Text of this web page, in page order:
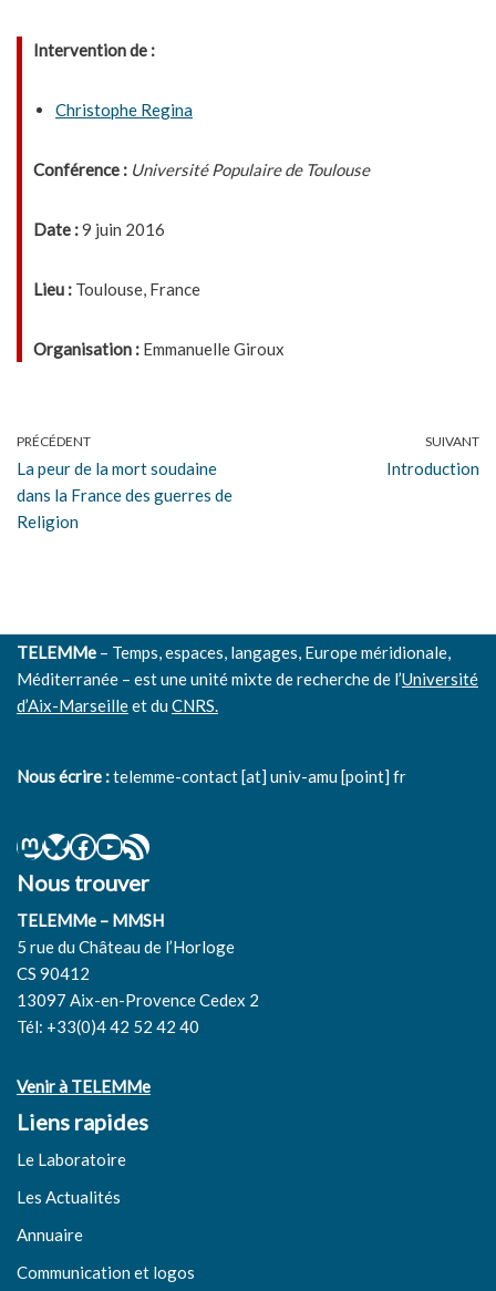
Intervention de :
Christophe Regina
Conférence : Université Populaire de Toulouse
Date :9 juin 2016
Lieu : Toulouse, France
Organisation : Emmanuelle Giroux
PRÉCÉDENT
La peur de la mort soudaine
dans la France des guerres de
Religion
SUIVANT
Introduction
TELEMMe – Temps, espaces, langages, Europe méridionale,
Méditerranée – est une unité mixte de recherche de l’Université
d’Aix-Marseilleet duCNRS.
Nous écrire :telemme-contact [at] univ-amu [point] fr
Nous trouver
TELEMMe – MMSH
5 rue du Château de l’Horloge
CS 90412
13097 Aix-en-Provence Cedex 2
Tél: +33(0)4 42 52 42 40
Venir à TELEMMe
Liens rapides
Le Laboratoire
Les Actualités
Annuaire
Communication et logos